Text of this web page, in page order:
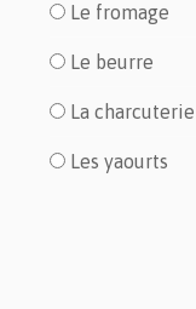
Le fromage
Le beurre
La charcuterie
Les yaourts